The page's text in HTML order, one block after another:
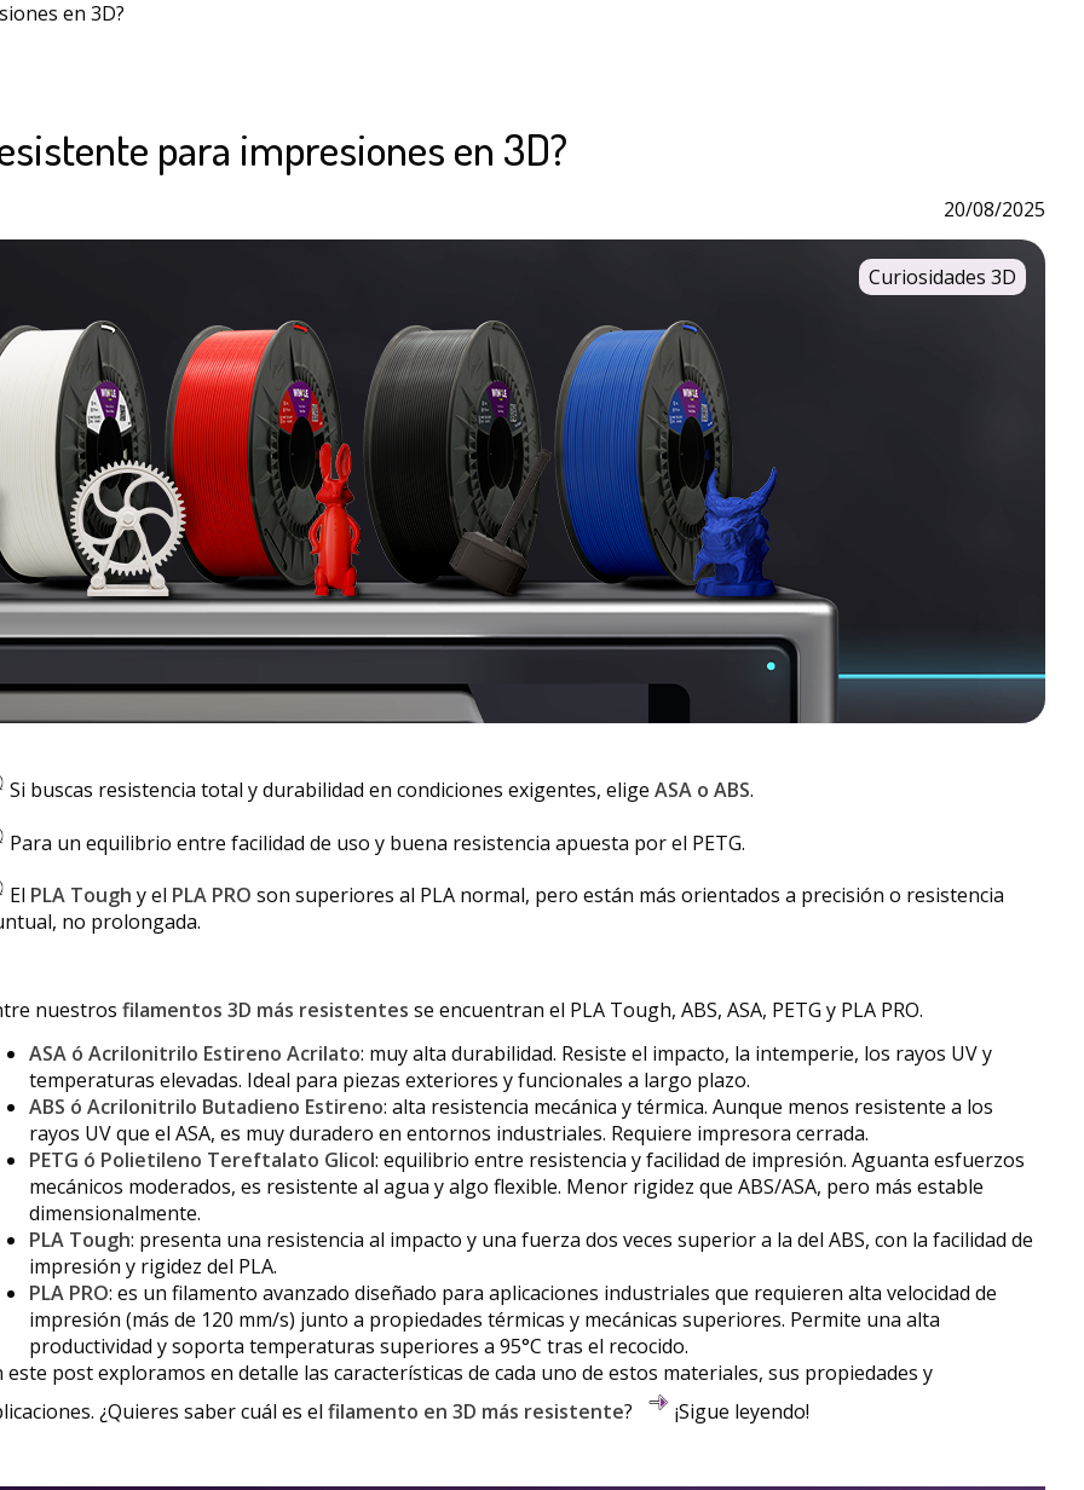
en 3D?
para impresiones en 3D?
20/08/2025
Curiosidades 3D
Si buscas resistencia total y durabilidad en condiciones exigentes, elige ASA o ABS.
Para un equilibrio entre facilidad de uso y buena resistencia apuesta por el PETG.
El PLA Tough y el PLA PRO son superiores al PLA normal, pero están más orientados a precisión o resistencia
no prolongada.
nuestros filamentos 3D más resistentes se encuentran el PLA Tough, ABS, ASA, PETG y PLA PRO.
ASA ó Acrilonitrilo Estireno Acrilato: muy alta durabilidad. Resiste el impacto, la intemperie, los rayos UV y
temperaturas elevadas. Ideal para piezas exteriores y funcionales a largo plazo.
ABS ó Acrilonitrilo Butadieno Estireno: alta resistencia mecánica y térmica. Aunque menos resistente a los
rayos UV que el ASA, es muy duradero en entornos industriales. Requiere impresora cerrada.
PETG ó Polietileno Tereftalato Glicol: equilibrio entre resistencia y facilidad de impresión. Aguanta esfuerzos
mecánicos moderados, es resistente al agua y algo flexible. Menor rigidez que ABS/ASA, pero más estable
dimensionalmente.
PLA Tough: presenta una resistencia al impacto y una fuerza dos veces superior a la del ABS, con la facilidad de
impresión y rigidez del PLA.
PLA PRO: es un filamento avanzado diseñado para aplicaciones industriales que requieren alta velocidad de
impresión (más de 120 mm/s) junto a propiedades térmicas y mecánicas superiores. Permite una alta
productividad y soporta temperaturas superiores a 95°C tras el recocido.
este post exploramos en detalle las características de cada uno de estos materiales, sus propiedades y
¿Quieres saber cuál es el filamento en 3D más resistente? ¡Sigue leyendo!